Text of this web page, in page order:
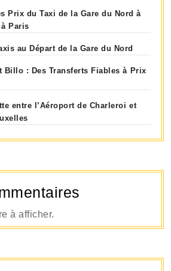
Prix du Taxi de la Gare du Nord à
à Paris
au Départ de la Gare du Nord
Billo : Des Transferts Fiables à Prix
entre l’Aéroport de Charleroi et
à afficher.